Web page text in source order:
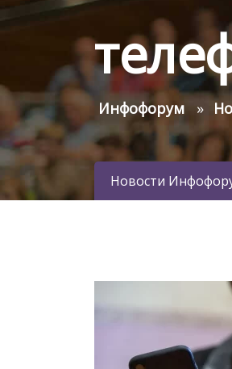
Инфофорум
Новости